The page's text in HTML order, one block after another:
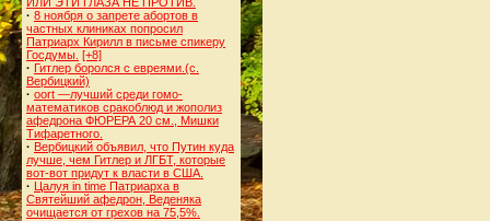
· 8 ноября о запрете абортов в
частных клиниках попросил
Патриарх Кирилл в письме спикеру
Госдумы. [+8]
· Гитлер боролся с евреями.(с.
Вербицкий)
· oort —лучший среди гомо-
математиков сракоблюд и жополиз
афедрона ФЮРЕРА 20 см., Мишки
Тифаретного.
· Вербицкий объявил, что Путин куда
лучше, чем Гитлер и ЛГБТ, которые
вот-вот придут к власти в США.
· Цалуя in time Патриарха в
Святейший афедрон, Веденяка
очищается от грехов на 75,5%.